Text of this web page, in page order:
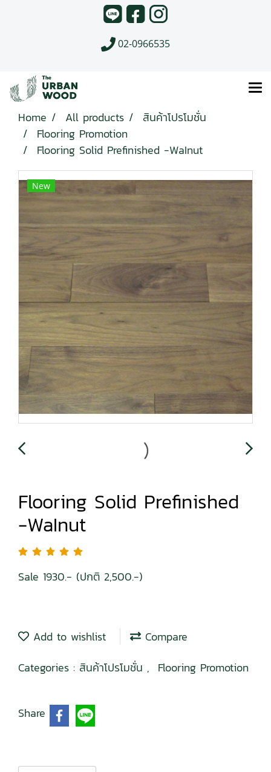
02-0966535
Home All products
สินค้าโปรโมชั่น
Flooring Promotion
Flooring Solid Prefinished -WaInut
New
Flooring Solid Prefinished
-WaInut
Sale 1930.- (ปกติ 2,500.-)
Add to wishlist
Compare
Categories : สินค้าโปรโมชั่น , Flooring Promotion
Share